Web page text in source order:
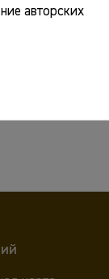
авторских